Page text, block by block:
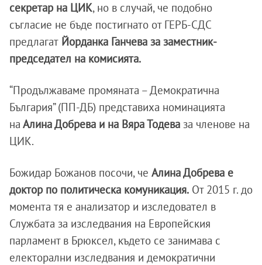
секретар на ЦИК, но в случай, че подобно
съгласие не бъде постигнато от ГЕРБ-СДС
предлагат Йорданка Ганчева за заместник-
председател на комисията.
“Продължаваме промяната – Демократична
България” (ПП-ДБ) представиха номинацията
на Алина Добрева и на Вяра Тодева за членове на
ЦИК.
Божидар Божанов посочи, че Алина Добрева е
доктор по политическа комуникация. От 2015 г. до
момента тя е анализатор и изследовател в
Службата за изследвания на Европейския
парламент в Брюксел, където се занимава с
електорални изследвания и демократични